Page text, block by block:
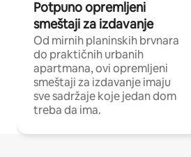
Potpuno opremljeni
smeštaji za izdavanje
Od mirnih planinskih brvnara
do praktičnih urbanih
apartmana, ovi opremljeni
smeštaji za izdavanje imaju
sve sadržaje koje jedan dom
treba da ima.